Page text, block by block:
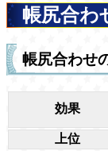
帳尻合わ
帳尻合わせ
効果
上位